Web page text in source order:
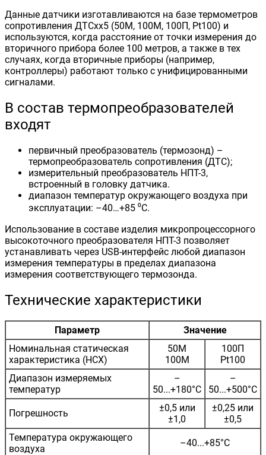
Данные датчики изготавливаются на базе термометров
сопротивления ДТСхх5 (50М, 100М, 100П, Pt100) и
используются, когда расстояние от точки измерения до
вторичного прибора более 100 метров, а также в тех
случаях, когда вторичные приборы (например,
контроллеры) работают только с унифицированными
сигналами.
В состав термопреобразователей
входят
первичный преобразователь (термозонд) –
термопреобразователь сопротивления (ДТС);
измерительный преобразователь НПТ-3,
встроенный в головку датчика.
диапазон температур окружающего воздуха при
эксплуатации: –40…+85 ⁰С.
Использование в составе изделия микропроцессорного
высокоточного преобразователя НПТ-3 позволяет
устанавливать через USB-интерфейс любой диапазон
измерения температуры в пределах диапазона
измерения соответствующего термозонда.
Технические характеристики
Параметр
Значение
Номинальная статическая
характеристика (НСХ)
50М
100М
100П
Pt100
Диапазон измеряемых
температур
–
50...+180°C
–
50...+500°C
Погрешность
±0,5 или
±1,0
±0,25 или
±0,5
Температура окружающего
воздуха
–40...+85°C